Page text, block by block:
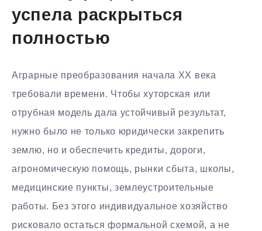
успела раскрыться
полностью
Аграрные преобразования начала XX века
требовали времени. Чтобы хуторская или
отрубная модель дала устойчивый результат,
нужно было не только юридически закрепить
землю, но и обеспечить кредиты, дороги,
агрономическую помощь, рынки сбыта, школы,
медицинские пункты, землеустроительные
работы. Без этого индивидуальное хозяйство
рисковало остаться формальной схемой, а не